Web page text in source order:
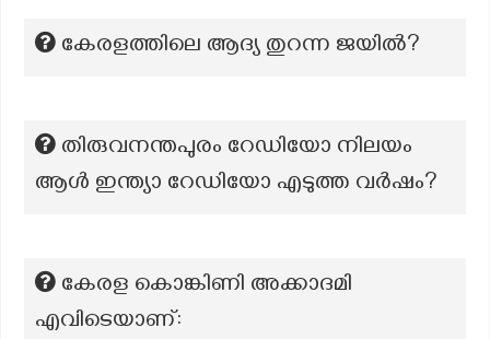
കേരളത്തിലെ ആദ്യ തുറന്ന ജയില്‍?
തിരുവനന്തപുരം റേഡിയോ നിലയം
ആൾ ഇന്ത്യാ റേഡിയോ എടുത്ത വർഷം?
കേരള കൊങ്കിണി അക്കാദമി
എവിടെയാണ്: